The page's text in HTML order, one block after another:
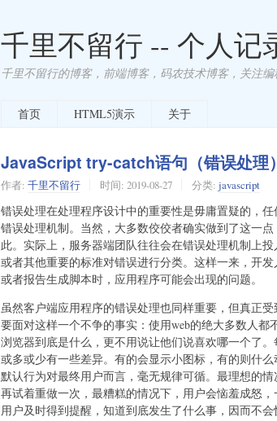
千里不留行 -- 个人记
千里不留行的博客，前端博客，码农技术博客，关注
首页 HTML5演示 关于
JavaScript try-catch语句（错误处理）
作者: 千里不留行 时间: 2019-08-27 分类: javascript
错误处理在处理程序设计中的重要性是毋庸置疑的，
错误处理机制。当然，大多数佼佼者确实做到了这一
此。实际上，服务器端团队往往会在错误处理机制上
或者其他重要的标准对错误进行分类。这样一来，开
或者报告生成脚本时，应用程序可能会出现的问题。
虽然客户端应用程序的错误处理也同样重要，但真正
要面对这样一个不争的事实：使用web的绝大多数人
浏览器到底是什么，更不用说让他们说喜欢哪一个了
或多或少有一些差异。有的会显示小图标，有的则什
默认行为对最终用户而言，毫无规律可循。最理想的
再试着重做一次，最糟糕的情况下，用户会恼羞成怒
用户及时得到提醒，知道到底发生了什么事，因而不